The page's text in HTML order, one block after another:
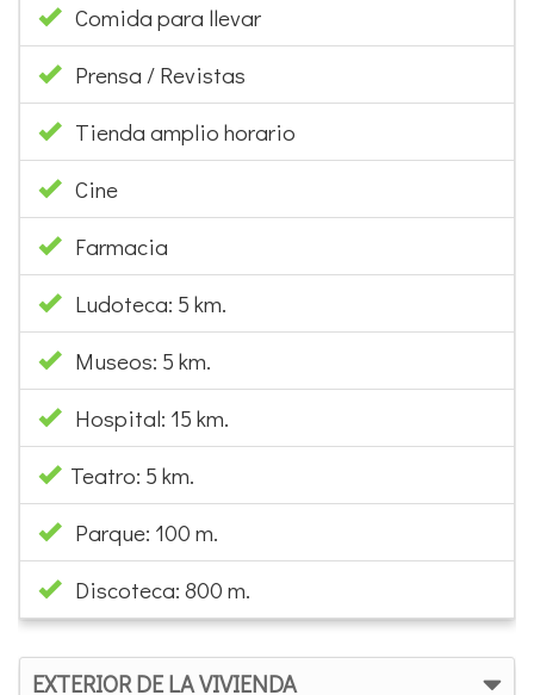
Comida para llevar
Prensa / Revistas
Tienda amplio horario
Cine
Farmacia
Ludoteca: 5 km.
Museos: 5 km.
Hospital: 15 km.
Teatro: 5 km.
Parque: 100 m.
Discoteca: 800 m.
EXTERIOR DE LA VIVIENDA